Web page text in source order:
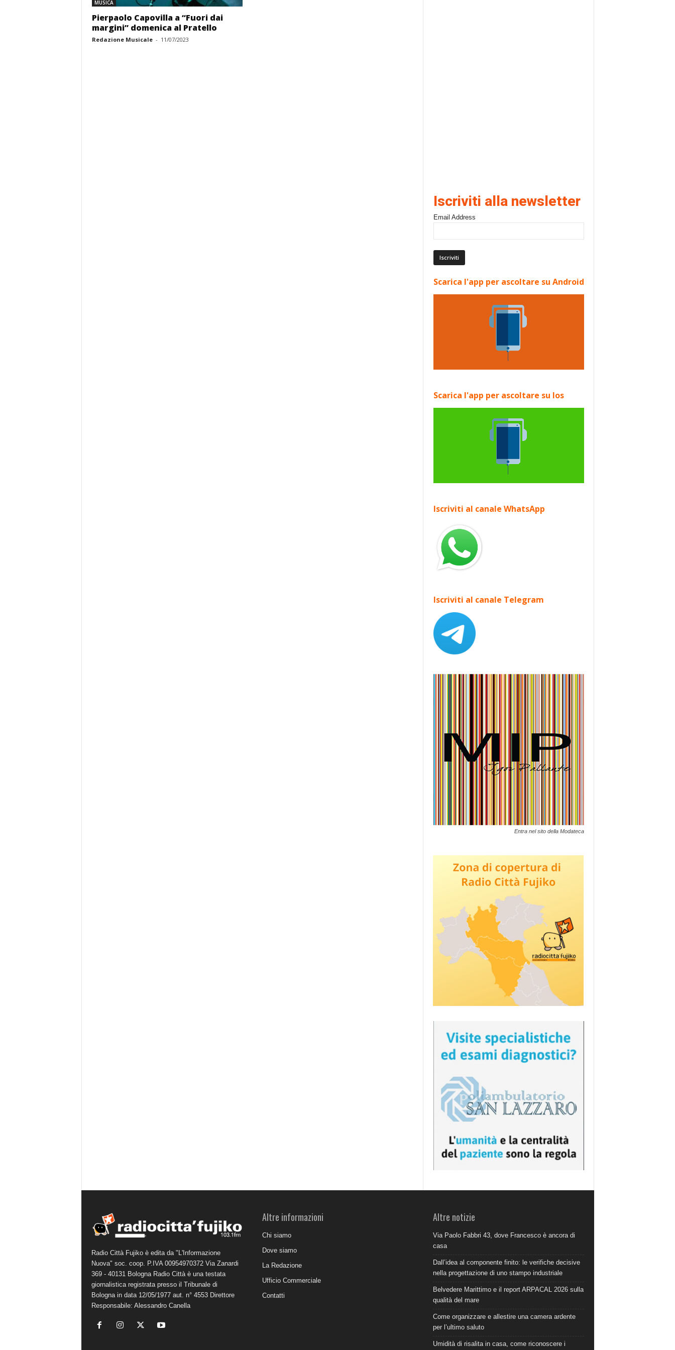
MUSICA
Pierpaolo Capovilla a “Fuori dai
margini” domenica al Pratello
Redazione Musicale - 11/07/2023
Iscriviti alla newsletter
Email Address
Scarica l'app per ascoltare su Android
Scarica l'app per ascoltare su Ios
Iscriviti al canale WhatsApp
Iscriviti al canale Telegram
Entra nel sito della Modateca
Radio Città Fujiko è edita da "L'Informazione
Nuova" soc. coop. P.IVA 00954970372 Via Zanardi
369 - 40131 Bologna Radio Città è una testata
giornalistica registrata presso il Tribunale di
Bologna in data 12/05/1977 aut. n° 4553 Direttore
Responsabile: Alessandro Canella
Altre informazioni
Chi siamo
Dove siamo
La Redazione
Ufficio Commerciale
Contatti
Altre notizie
Via Paolo Fabbri 43, dove Francesco è ancora di
casa
Dall’idea al componente finito: le verifiche decisive
nella progettazione di uno stampo industriale
Belvedere Marittimo e il report ARPACAL 2026 sulla
qualità del mare
Come organizzare e allestire una camera ardente
per l’ultimo saluto
Umidità di risalita in casa, come riconoscere i